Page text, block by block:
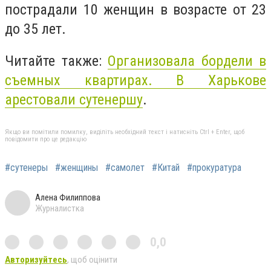
пострадали 10 женщин в возрасте от 23
до 35 лет.
Читайте также: Организовала бордели в
съемных квартирах. В Харькове
арестовали сутенершу.
Якщо ви помітили помилку, виділіть необхідний текст і натисніть Ctrl + Enter, щоб
повідомити про це редакцію
#сутенеры #женщины #самолет #Китай #прокуратура
Алена Филиппова
Журналистка
0,0
Авторизуйтесь, щоб оцінити